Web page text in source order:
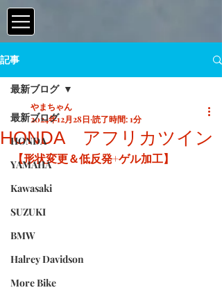
記事
最新ブログ
HONDA
YAMAHA
Kawasaki
SUZUKI
BMW
Halrey Davidson
More Bike
最新ブログ
HONDA アフリカツイン
やまちゃん
2024年12月28日 読了時間: 1分
【形状変更＆低反発+ゲル加工】